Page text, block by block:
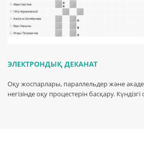
ЭЛЕКТРОНДЫҚ ДЕКАНАТ
Оқу жоспарлары, параллельдер және
негізінде оқу процестерін басқару.